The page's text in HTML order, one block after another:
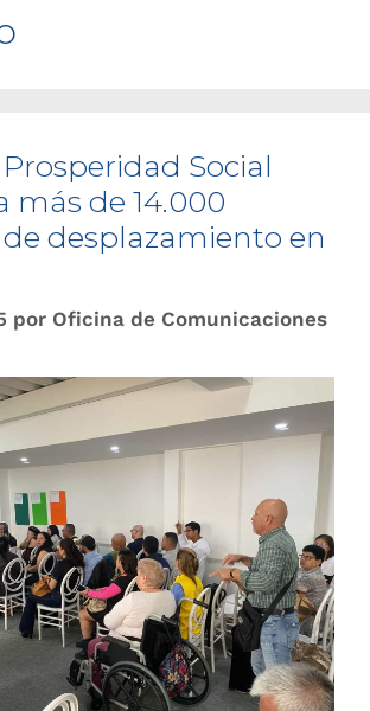
Prosperidad Social
más de 14.000
desplazamiento en
por Oficina de Comunicaciones